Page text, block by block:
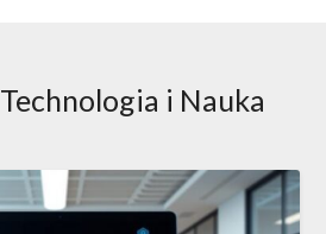
Technologia i Nauka